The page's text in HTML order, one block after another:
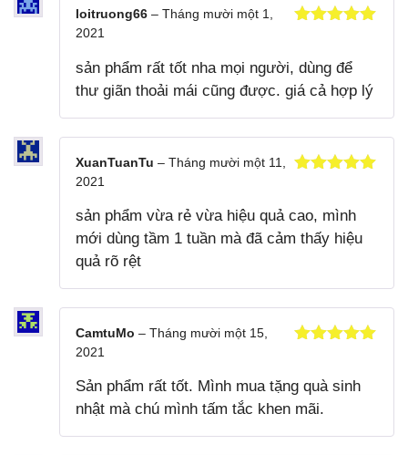
sao
loitruong66 – Tháng mười một 1,
2021
sản phẩm rất tốt nha mọi người, dùng để
thư giãn thoải mái cũng được. giá cả hợp lý
sao
XuanTuanTu – Tháng mười một 11,
2021
sản phẩm vừa rẻ vừa hiệu quả cao, mình
mới dùng tầm 1 tuần mà đã cảm thấy hiệu
quả rõ rệt
sao
CamtuMo – Tháng mười một 15,
2021
Sản phẩm rất tốt. Mình mua tặng quà sinh
nhật mà chú mình tấm tắc khen mãi.